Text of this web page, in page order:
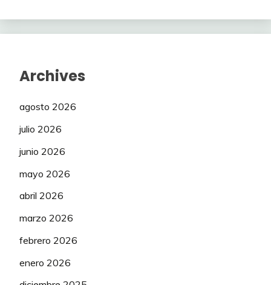
Archives
agosto 2026
julio 2026
junio 2026
mayo 2026
abril 2026
marzo 2026
febrero 2026
enero 2026